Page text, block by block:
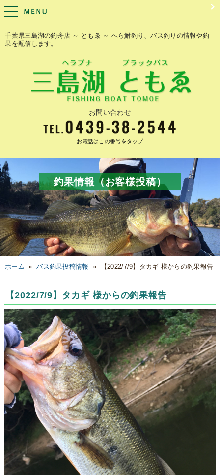
千葉県三島湖の釣舟店 ～ ともゑ ～ へら鮒釣り、バス釣りの情報や釣
果を配信します。
お問い合わせ
お電話はこの番号をタップ
釣果情報（お客様投稿）
ホーム »バス釣果投稿情報 » 【2022/7/9】タカギ 様からの釣果報告
【2022/7/9】タカギ 様からの釣果報告